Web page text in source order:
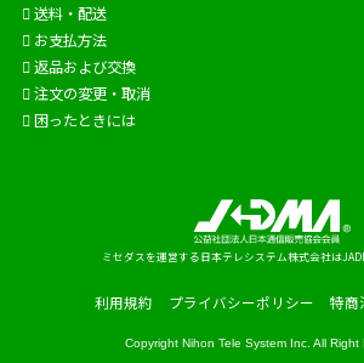
送料・配送
お支払方法
返品および交換
注文の変更・取消
困ったときには
ミセダスを運営する日本テレシステム株式会社は
利用規約 プライバシーポリシー 特商
Copyright Nihon Tele System Inc. All Right